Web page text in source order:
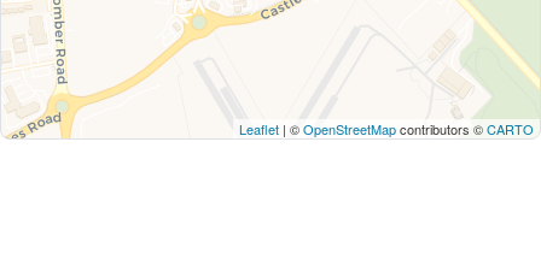
Leaflet | ©OpenStreetMapcontributors ©CARTO